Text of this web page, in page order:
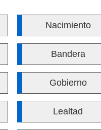
Nacimiento
Bandera
Gobierno
Lealtad